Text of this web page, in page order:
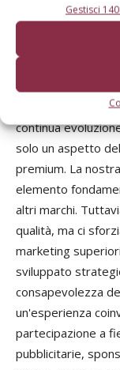
Gestisci
Per mantenere
continua
solo un aspetto
premium. La
elemento
altri marchi.
qualità, ma ci
marketing
sviluppato
consapevolezza
un'esperienza
partecipazione a
pubblicitarie,